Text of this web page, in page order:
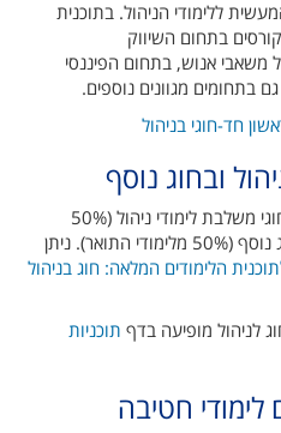
ללימודי הניהול. בתוכנית
בתחום השיווק
משאבי אנוש, בתחום הפיננסי
בתחומים מגוונים נוספים.
חד-חוגי בניהול
ובחוג נוסף
תוכנית הלימודים לתואר ראשון דו-חוגי משלבת לימודי ניהול (50%
מלימודי התואר) עם לימודים של חוג נוסף (50% מלימודי התואר). ניתן
הלימודים המלאה: חוג בניהול
לניהול מופיעה בדף תוכניות
לימודי חטיבה